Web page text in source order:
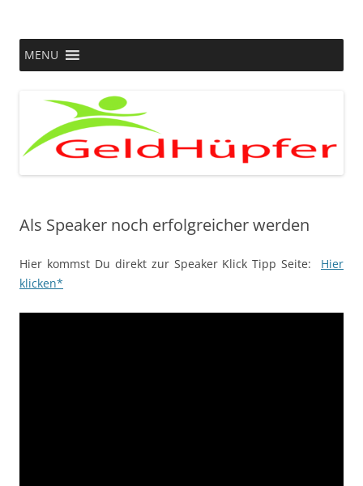
MENU
Als Speaker noch erfolgreicher werden
Hier kommst Du direkt zur Speaker Klick Tipp Seite: Hier
klicken*